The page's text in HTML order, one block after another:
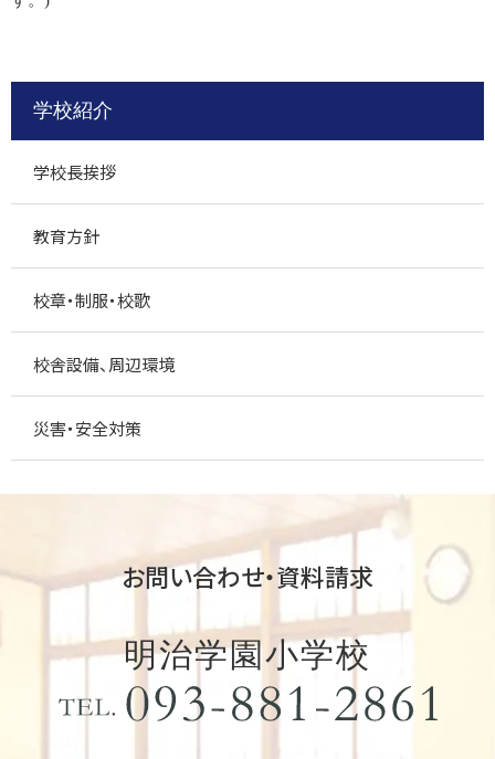
学校紹介
学校長挨拶
教育方針
校章・制服・校歌
校舎設備、周辺環境
災害・安全対策
お問い合わせ・資料請求
明治学園小学校